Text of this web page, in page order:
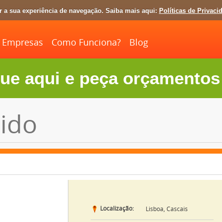
sua experiência de navegação. Saiba mais aqui: Políticas de
Empresas Como Funciona? Blog
aqui e peça
Localização: Lisboa, Cascais